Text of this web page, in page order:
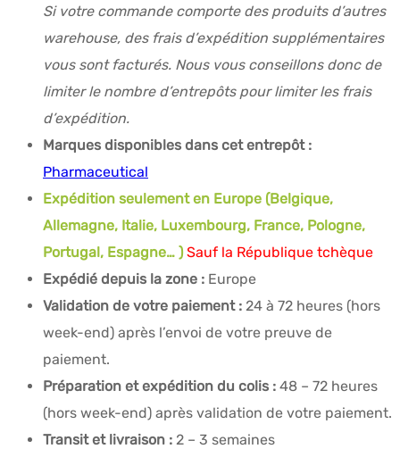
Si votre commande comporte des produits d’autres
warehouse, des frais d’expédition supplémentaires
vous sont facturés. Nous vous conseillons donc de
limiter le nombre d’entrepôts pour limiter les frais
d’expédition.
Marques disponibles dans cet entrepôt :
Pharmaceutical
Expédition seulement en Europe (Belgique,
Allemagne, Italie, Luxembourg, France, Pologne,
Portugal, Espagne… )Sauf la République tchèque
Expédié depuis la zone : Europe
Validation de votre paiement : 24 à 72 heures (hors
week-end) après l’envoi de votre preuve de
paiement.
Préparation et expédition du colis : 48 – 72 heures
(hors week-end) après validation de votre paiement.
Transit et livraison : 2 – 3 semaines